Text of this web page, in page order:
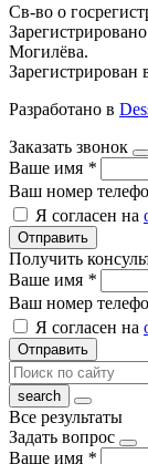
Св-во о
Могилёва.
Зарегистрирован
Разработано в
Заказать звонок
Ваше имя *
Ваш номер
Я согласен на
Отправить
Получить
Ваше имя *
Ваш номер
Я согласен на
Отправить
Все результаты
Задать вопрос
Ваше имя *